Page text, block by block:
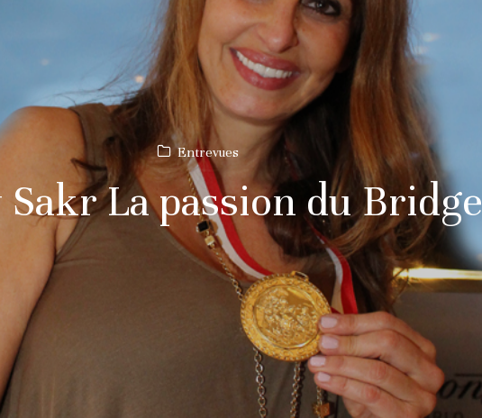
Entrevues
La passion du Bridge